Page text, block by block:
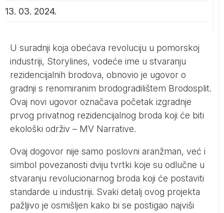
13. 03. 2024.
U suradnji koja obećava revoluciju u pomorskoj
industriji, Storylines, vodeće ime u stvaranju
rezidencijalnih brodova, obnovio je ugovor o
gradnji s renomiranim brodogradilištem Brodosplit.
Ovaj novi ugovor označava početak izgradnje
prvog privatnog rezidencijalnog broda koji će biti
ekološki održiv – MV Narrative.
Ovaj dogovor nije samo poslovni aranžman, već i
simbol povezanosti dviju tvrtki koje su odlučne u
stvaranju revolucionarnog broda koji će postaviti
standarde u industriji. Svaki detalj ovog projekta
pažljivo je osmišljen kako bi se postigao najviši